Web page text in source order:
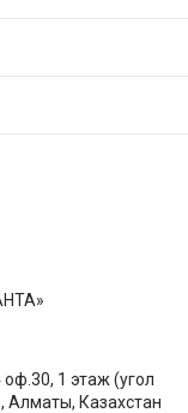
1 этаж (угол
Алматы, Казахстан